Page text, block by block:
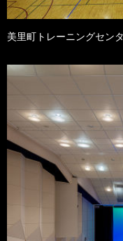
美里町トレーニングセン